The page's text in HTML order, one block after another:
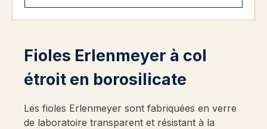
Fioles Erlenmeyer à col
étroit en borosilicate
Les fioles Erlenmeyer sont fabriquées en verre
de laboratoire transparent et résistant à la